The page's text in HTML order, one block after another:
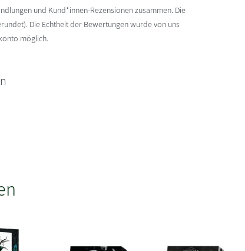
und Kund*innen-Rezensionen zusammen. Die
Die Echtheit der Bewertungen wurde von uns
möglich.